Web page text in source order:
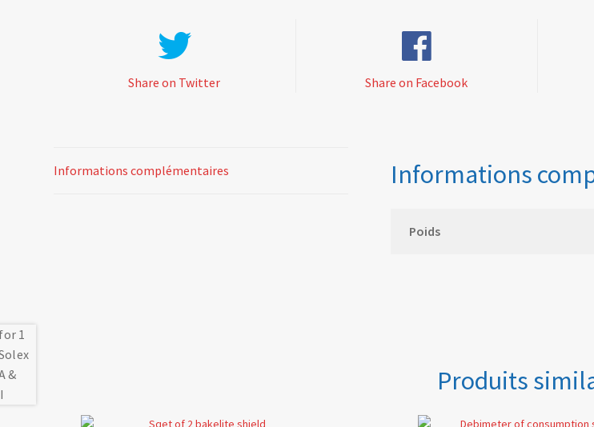
Share on Twitter Share on Facebook
Informations complémentaires Informations
Poids
Produits